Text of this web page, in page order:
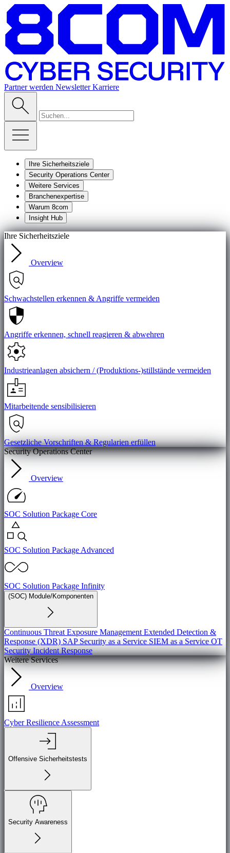
Partner werden NewsletterKarriere
Ihre Sicherheitsziele
Security Operations Center
Weitere Services
Branchenexpertise
Warum 8com
Insight Hub
Ihre Sicherheitsziele
Overview
Schwachstellen erkennen & Angriffe vermeiden
Angriffe erkennen, schnell reagieren & abwehren
Industrieanlagen absichern / (Produktions-)stillstände vermeiden
Mitarbeitende sensibilisieren
Gesetzliche Vorschriften & Regularien erfüllen
Security Operations Center
Overview
SOC Solution Package Core
SOC Solution Package Advanced
SOC Solution Package Infinity
(SOC) Module/Komponenten
Continuous Threat Exposure Management Extended Detection &
Response (XDR) SAP Security as a Service SIEM as a Service OT
SecurityIncident Response
Weitere Services
Overview
Cyber Resilience Assessment
Offensive Sicherheitstests
Security Awareness